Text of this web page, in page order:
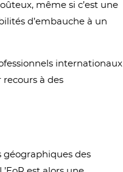
même si c’est une
d’embauche à un
internationaux
recours à des
géographiques des